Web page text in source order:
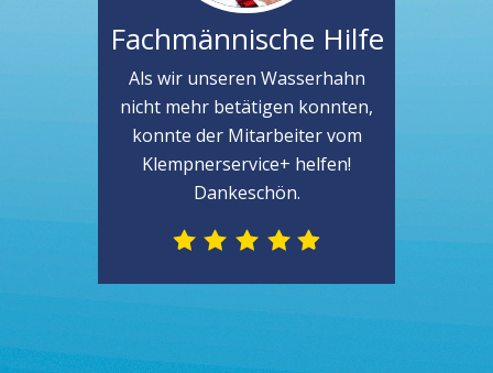
Fachmännische Hilfe
Als wir unseren Wasserhahn
nicht mehr betätigen konnten,
konnte der Mitarbeiter vom
Klempnerservice+ helfen!
Dankeschön.